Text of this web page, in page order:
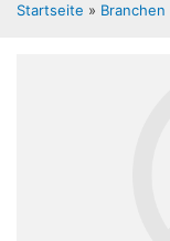
Startseite » Branchen